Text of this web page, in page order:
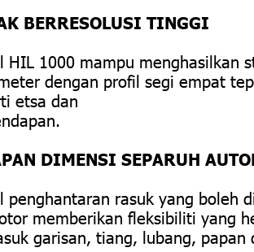
BERRESOLUSI TINGGI
HIL 1000 mampu menghasilkan
dengan profil segi empat
etsa dan
DIMENSI SEPARUH
penghantaran rasuk yang boleh
memberikan fleksibiliti yang
garisan, tiang, lubang, papan